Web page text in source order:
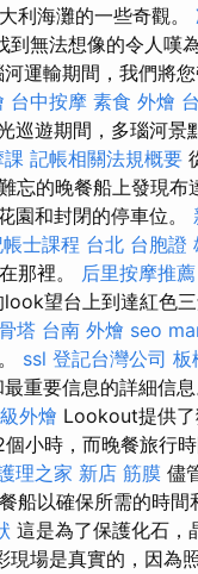
利海灘的一些奇觀。
無法想像的令人嘆
運輸期間，我們將
台中按摩 素食 外燴
巡遊期間，多瑙河景
記帳相關法規概要
忘的晚餐船上發現
園和封閉的停車位。
士課程 台北 台胞證
那裡。 后里按摩推薦
望台上到達紅色
塔 台南 外燴 seo
ssl 登記台灣公司 板
重要信息的詳細信
外燴 Lookout提供了
小時，而晚餐旅行
理之家 新店 筋膜 儘
船以確保所需的時
這是為了保護化石，
現場是真實的，因為